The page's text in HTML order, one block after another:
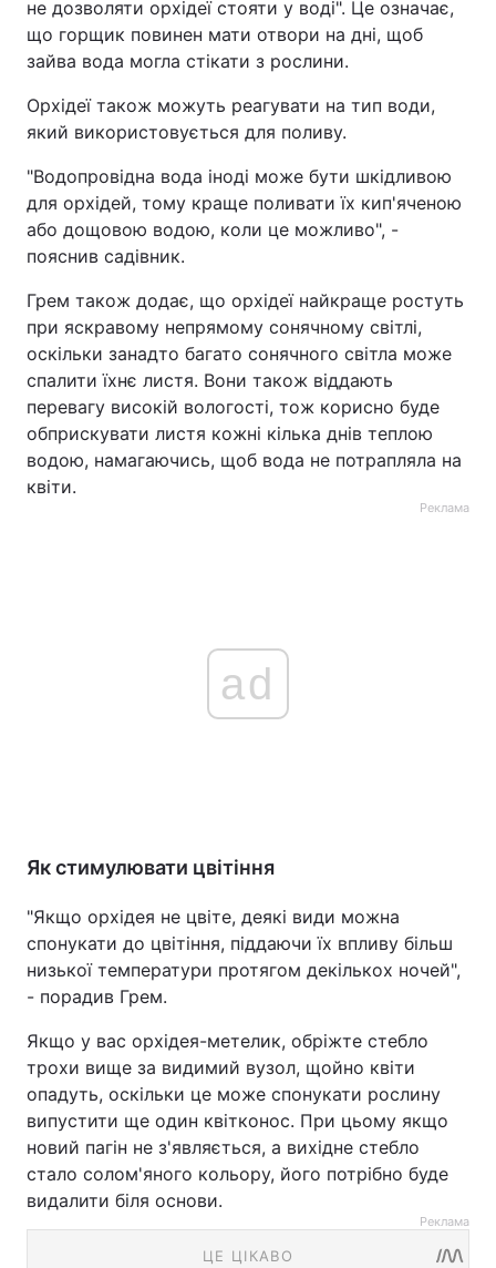
не дозволяти орхідеї стояти у воді". Це означає,
що горщик повинен мати отвори на дні, щоб
зайва вода могла стікати з рослини.
Орхідеї також можуть реагувати на тип води,
який використовується для поливу.
"Водопровідна вода іноді може бути шкідливою
для орхідей, тому краще поливати їх кип'яченою
або дощовою водою, коли це можливо", -
пояснив садівник.
Грем також додає, що орхідеї найкраще ростуть
при яскравому непрямому сонячному світлі,
оскільки занадто багато сонячного світла може
спалити їхнє листя. Вони також віддають
перевагу високій вологості, тож корисно буде
обприскувати листя кожні кілька днів теплою
водою, намагаючись, щоб вода не потрапляла на
квіти.
Реклама
ad
Як стимулювати цвітіння
"Якщо орхідея не цвіте, деякі види можна
спонукати до цвітіння, піддаючи їх впливу більш
низької температури протягом декількох ночей",
- порадив Грем.
Якщо у вас орхідея-метелик, обріжте стебло
трохи вище за видимий вузол, щойно квіти
опадуть, оскільки це може спонукати рослину
випустити ще один квітконос. При цьому якщо
новий пагін не з'являється, а вихідне стебло
стало солом'яного кольору, його потрібно буде
видалити біля основи.
Реклама